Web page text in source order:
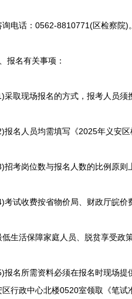
话：0562-8810771(区检察院)。
名有关事项：
现场报名的方式，报考人员须携
人员均需填写《2025年义安区
岗位数与报名人数的比例原则
收费按省物价局、财政厅皖价
活保障家庭人员、脱贫享受政策
所需资料必须在报名时现场提
行政中心北楼0520室领取《笔试